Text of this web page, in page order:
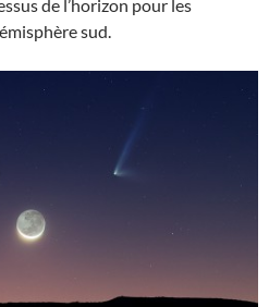
de l’horizon pour les
sud.